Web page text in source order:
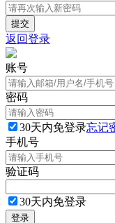
返回登录
账号
密码
30天内免登录忘记
手机号
验证码
30天内免登录